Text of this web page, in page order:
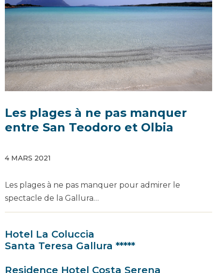
Les plages à ne pas manquer
entre San Teodoro et Olbia
4 MARS 2021
Les plages à ne pas manquer pour admirer le
spectacle de la Gallura…
Hotel La Coluccia
Santa Teresa Gallura *****
Residence Hotel Costa Serena